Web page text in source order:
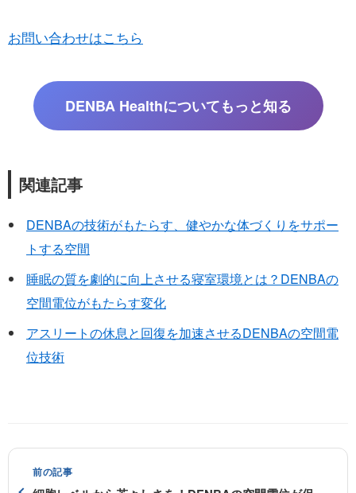
お問い合わせはこちら
DENBA Healthについてもっと知る
関連記事
DENBAの技術がもたらす、健やかな体づくりをサポー
トする空間
睡眠の質を劇的に向上させる寝室環境とは？DENBAの
空間電位がもたらす変化
アスリートの休息と回復を加速させるDENBAの空間電
位技術
前の記事